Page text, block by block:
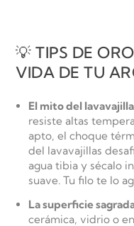
💡 TIPS DE
VIDA DE TU
El mito del
resiste altas
apto, el choque
del lavavajillas
agua tibia y sécalo
suave. Tu filo te lo
La superficie
cerámica, vidrio o